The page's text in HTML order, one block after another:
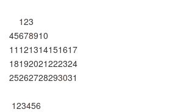
123
45678910
11 121314151617
18192021222324
25262728293031
123456